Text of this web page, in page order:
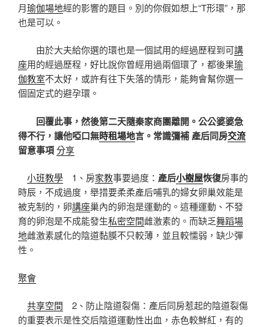
月瑜伽場地經的影響的題目。別的你假如想上“T形環”，那
也是可以。
由於大夫給你選的環也是一個試用的經過歷程到可講
座用的經過歷程，好比說你曾經用過兩個環了，都後果瑜
伽教室不太好，或許有往下失落的情形，能夠會幫你選一
個固定式的避孕環。
回覆此事，然後第二天隨秦家商團離開。公公婆婆急
得不行，讓他啞口無時租場地言。常識彌補 產后同房交流
留意事項分享
小班教學 1、房家教事要過度： 產后小樹屋恢復房事的
時辰，不成過度，舉措要柔柔產后哺乳的婦女卵巢效能是
被克制的，卵講座巢內的卵泡是運動的。這種運動、不發
育的卵泡是不成能發生私密空間雌激素的。而缺乏舞蹈場
地雌激素感化的陰道黏膜不只較薄，並且較懦弱，缺少彈
性。
聚會
共享空間 2、防止陰道裂傷：產后同房惹起的陰道裂傷
的重要表示是性交后陰道運動性出血，赤色較鮮紅，有的